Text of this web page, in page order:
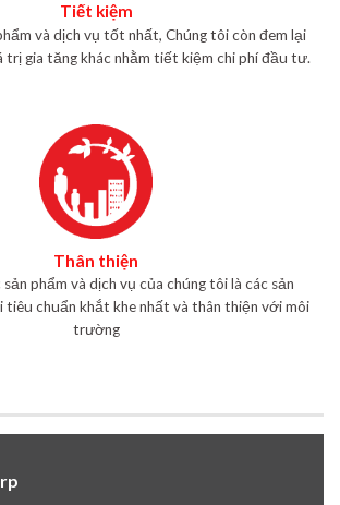
Tiết kiệm
và dịch vụ tốt nhất, Chúng tôi còn đem lại
trị gia tăng khác nhằm tiết kiệm chi phí đầu tư.
Thân thiện
phẩm và dịch vụ của chúng tôi là các sản
tiêu chuẩn khắt khe nhất và thân thiện với môi
trường